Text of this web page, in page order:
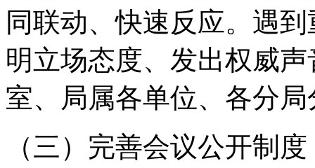
同联动、快速反应。遇
明立场态度、发出权威声
室、局属各单位、各分
（三）完善会议公开制